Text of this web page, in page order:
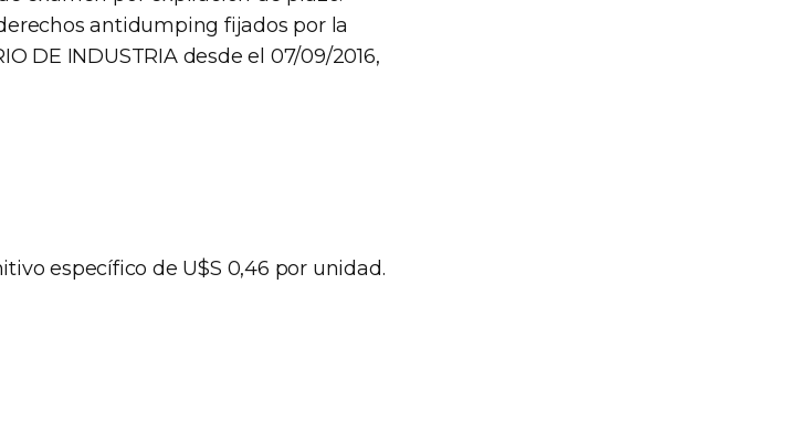
antidumping fijados por la
DE INDUSTRIA desde el 07/09/2016,
específico de U$S 0,46 por unidad.